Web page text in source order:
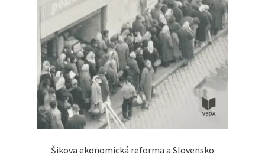
Šikova ekonomická reforma a Slovensko